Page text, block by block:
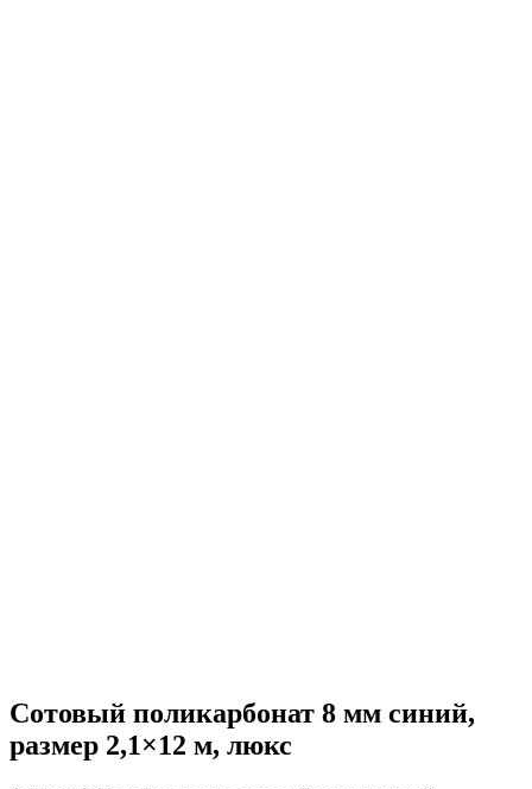
Сотовый поликарбонат 8 мм синий,
размер 2,1×12 м, люкс